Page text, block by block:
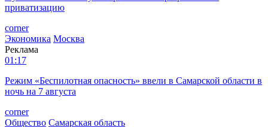
приватизацию
corner
Экономика Москва
Реклама
01:17
Режим «Беспилотная опасность» ввели в Самарской области в
ночь на 7 августа
corner
Общество Самарская область